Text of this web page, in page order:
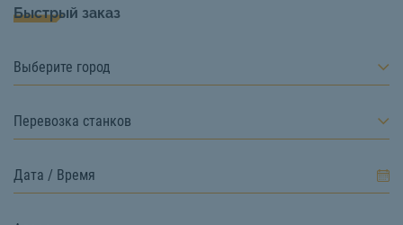
Быстрый заказ
Выберите город
Перевозка станков